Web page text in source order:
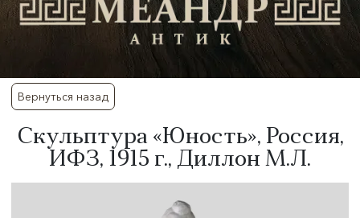
Вернуться назад
Скульптура «Юность», Россия,
ИФЗ, 1915 г., Диллон М.Л.